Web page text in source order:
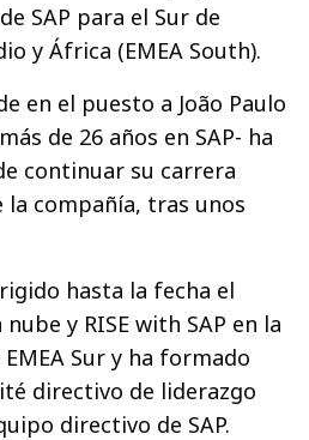
SAP para el Sur de
y África (EMEA South).
en el puesto a João Paulo
de 26 años en SAP- ha
continuar su carrera
compañía, tras unos
hasta la fecha el
y RISE with SAP en la
Sur y ha formado
directivo de liderazgo
directivo de SAP.